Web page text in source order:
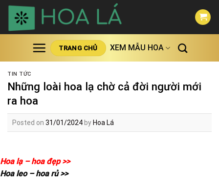
Skip
content
TRANG CHỦ XEM MẪU HOA
TIN TỨC
Những loài hoa lạ chờ cả đời người mới
ra hoa
Posted on 31/01/2024 by Hoa Lá
Hoa lạ – hoa đẹp >>
Hoa leo – hoa rủ >>